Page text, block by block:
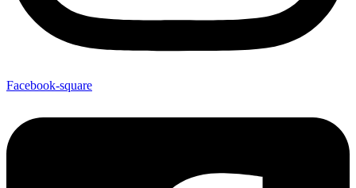
Facebook-square